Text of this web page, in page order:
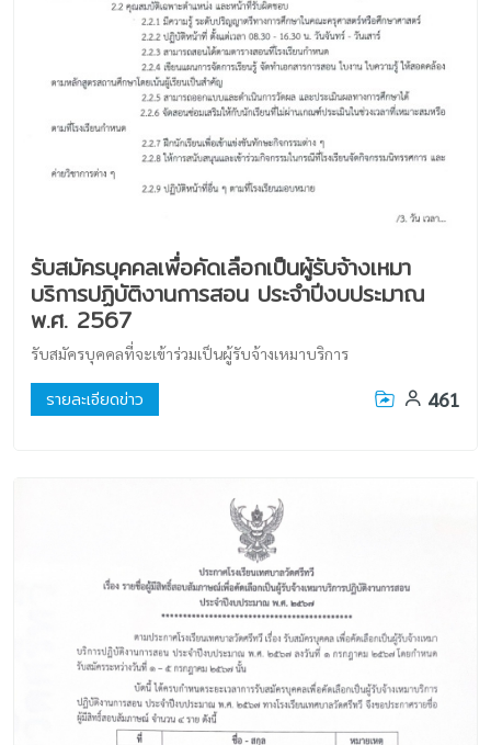
รับสมัครบุคคลเพื่อคัดเลือกเป็นผู้รับจ้างเหมา
บริการปฏิบัติงานการสอน ประจำปีงบประมาณ
พ.ศ. 2567
รับสมัครบุคคลที่จะเข้าร่วมเป็นผู้รับจ้างเหมาบริการ
รายละเอียดข่าว 461